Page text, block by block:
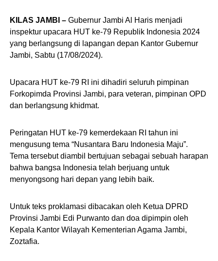
KILAS JAMBI – Gubernur Jambi Al Haris menjadi
inspektur upacara HUT ke-79 Republik Indonesia 2024
yang berlangsung di lapangan depan Kantor Gubernur
Jambi, Sabtu (17/08/2024).
Upacara HUT ke-79 RI ini dihadiri seluruh pimpinan
Forkopimda Provinsi Jambi, para veteran, pimpinan OPD
dan berlangsung khidmat.
Peringatan HUT ke-79 kemerdekaan RI tahun ini
mengusung tema “Nusantara Baru Indonesia Maju”.
Tema tersebut diambil bertujuan sebagai sebuah harapan
bahwa bangsa Indonesia telah berjuang untuk
menyongsong hari depan yang lebih baik.
Untuk teks proklamasi dibacakan oleh Ketua DPRD
Provinsi Jambi Edi Purwanto dan doa dipimpin oleh
Kepala Kantor Wilayah Kementerian Agama Jambi,
Zoztafia.